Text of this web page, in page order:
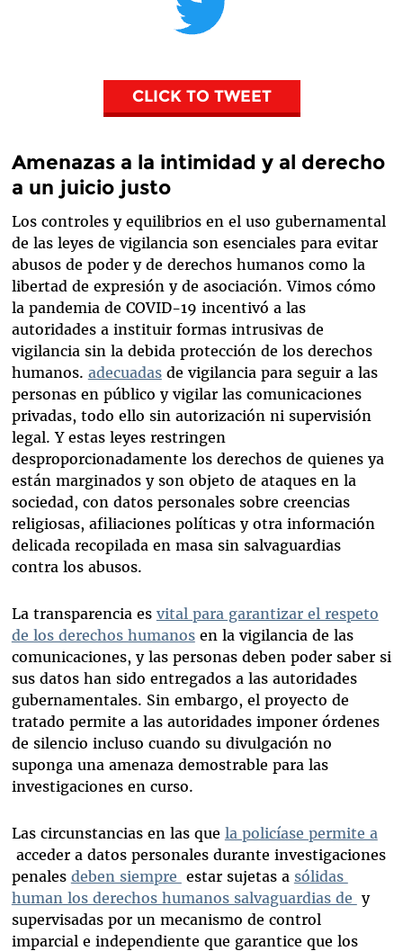
CLICK TO TWEET
Amenazas a la intimidad y al derecho
a un juicio justo
Los controles y equilibrios en el uso gubernamental
de las leyes de vigilancia son esenciales para evitar
abusos de poder y de derechos humanos como la
libertad de expresión y de asociación. Vimos cómo
la pandemia de COVID-19 incentivó a las
autoridades a instituir formas intrusivas de
vigilancia sin la debida protección de los derechos
humanos. adecuadasde vigilancia para seguir a las
personas en público y vigilar las comunicaciones
privadas, todo ello sin autorización ni supervisión
legal. Y estas leyes restringen
desproporcionadamente los derechos de quienes ya
están marginados y son objeto de ataques en la
sociedad, con datos personales sobre creencias
religiosas, afiliaciones políticas y otra información
delicada recopilada en masa sin salvaguardias
contra los abusos.
La transparencia es vital para garantizar el respeto
de los derechos humanosen la vigilancia de las
comunicaciones, y las personas deben poder saber si
sus datos han sido entregados a las autoridades
gubernamentales. Sin embargo, el proyecto de
tratado permite a las autoridades imponer órdenes
de silencio incluso cuando su divulgación no
suponga una amenaza demostrable para las
investigaciones en curso.
Las circunstancias en las que la policíase permite a
acceder a datos personales durante investigaciones
penales deben siempre estar sujetas a sólidas
human los derechos humanos salvaguardias de y
supervisadas por un mecanismo de control
imparcial e independiente que garantice que los